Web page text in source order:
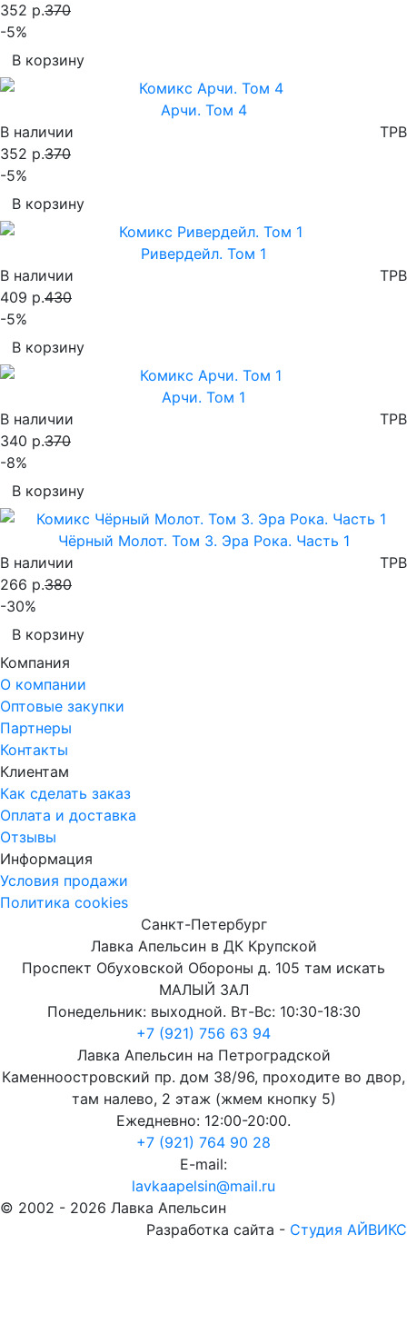
352 р.370
-5%
В корзину
Арчи. Том 4
В наличии
TPB
352 р.370
-5%
В корзину
Ривердейл. Том 1
В наличии
TPB
409 р.430
-5%
В корзину
Арчи. Том 1
В наличии
TPB
340 р.370
-8%
В корзину
Чёрный Молот. Том 3. Эра Рока. Часть 1
В наличии
TPB
266 р.380
-30%
В корзину
Компания
О компании
Оптовые закупки
Партнеры
Контакты
Клиентам
Как сделать заказ
Оплата и доставка
Отзывы
Информация
Условия продажи
Политика cookies
Санкт-Петербург
Лавка Апельсин в ДК Крупской
Проспект Обуховской Обороны д. 105 там искать
МАЛЫЙ ЗАЛ
Понедельник: выходной. Вт-Вс: 10:30-18:30
+7 (921) 756 63 94
Лавка Апельсин на Петроградской
Каменноостровский пр. дом 38/96, проходите во двор,
там налево, 2 этаж (жмем кнопку 5)
Ежедневно: 12:00-20:00.
+7 (921) 764 90 28
E-mail:
lavkaapelsin@mail.ru
© 2002 - 2026 Лавка Апельсин
Разработка сайта - Студия АЙВИКС